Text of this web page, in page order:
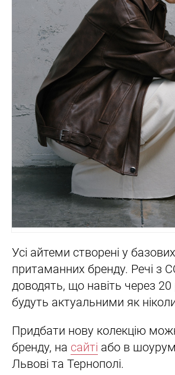
Усі айтеми створені у
притаманних бренду. Речі з
доводять, що навіть через 20
будуть актуальними як
Придбати нову колекцію
бренду, на сайті або в
Львові та Тернополі.